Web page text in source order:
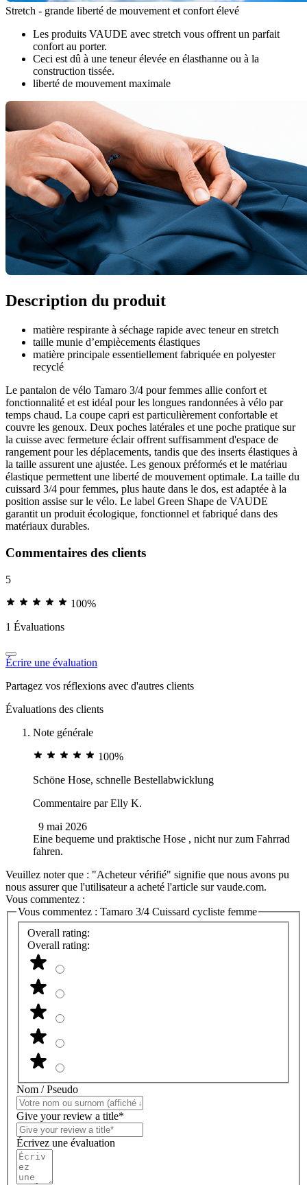
Stretch - grande liberté de mouvement et confort élevé
Les produits VAUDE avec stretch vous offrent un parfait
confort au porter.
Ceci est dû à une teneur élevée en élasthanne ou à la
construction tissée.
liberté de mouvement maximale
Description du produit
matière respirante à séchage rapide avec teneur en stretch
taille munie d’empiècements élastiques
matière principale essentiellement fabriquée en polyester
recyclé
Le pantalon de vélo Tamaro 3/4 pour femmes allie confort et
fonctionnalité et est idéal pour les longues randonnées à vélo par
temps chaud. La coupe capri est particulièrement confortable et
couvre les genoux. Deux poches latérales et une poche pratique sur
la cuisse avec fermeture éclair offrent suffisamment d'espace de
rangement pour les déplacements, tandis que des inserts élastiques à
la taille assurent une ajustée. Les genoux préformés et le matériau
élastique permettent une liberté de mouvement optimale. La taille du
cuissard 3/4 pour femmes, plus haute dans le dos, est adaptée à la
position assise sur le vélo. Le label Green Shape de VAUDE
garantit un produit écologique, fonctionnel et fabriqué dans des
matériaux durables.
Commentaires des clients
5
100%
1 Évaluations
Écrire une évaluation
Partagez vos réflexions avec d'autres clients
Évaluations des clients
Note générale
100%
Schöne Hose, schnelle Bestellabwicklung
Commentaire parElly K.
9 mai 2026
Eine bequeme und praktische Hose , nicht nur zum Fahrrad
fahren.
Veuillez noter que : "Acheteur vérifié" signifie que nous avons pu
nous assurer que l'utilisateur a acheté l'article sur vaude.com.
Vous commentez :
Vous commentez : Tamaro 3/4 Cuissard cycliste femme
Overall rating:
Overall rating:
Nom / Pseudo
Give your review a title*
Écrivez une évaluation